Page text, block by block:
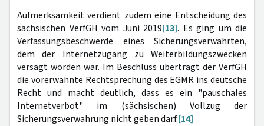
Aufmerksamkeit verdient zudem eine Entscheidung des
sächsischen VerfGH vom Juni 2019[13]. Es ging um die
Verfassungsbeschwerde eines Sicherungsverwahrten,
dem der Internetzugang zu Weiterbildungszwecken
versagt worden war. Im Beschluss überträgt der VerfGH
die vorerwähnte Rechtsprechung des EGMR ins deutsche
Recht und macht deutlich, dass es ein "pauschales
Internetverbot" im (sächsischen) Vollzug der
Sicherungsverwahrung nicht geben darf.[14]